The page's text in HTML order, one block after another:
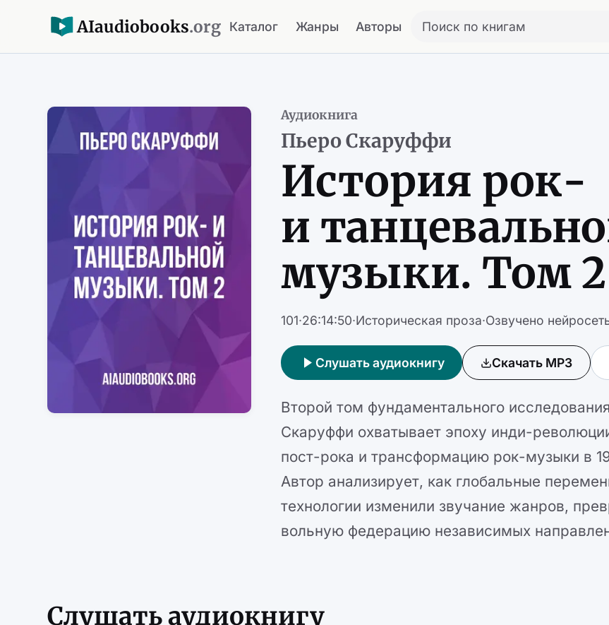
AIaudiobooks.org Каталог Жанры Авторы Поиск по книгам
Аудиокнига
Пьеро Скаруффи
История рок-
и
музыки. Том 2
101·26:14:50·Историческая проза·Озвучено
Слушать аудиокнигу Скачать MP3
Второй том фундаментального
Скаруффи охватывает эпоху инди-
пост-рока и трансформацию рок-музыки в
Автор анализирует, как глобальные
технологии изменили звучание жанров,
вольную федерацию независимых
Слушать аудиокнигу